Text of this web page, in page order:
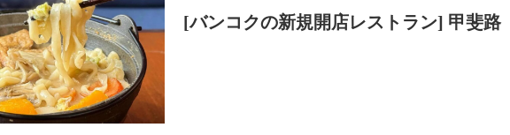
[バンコクの新規開店レストラン] 甲斐路